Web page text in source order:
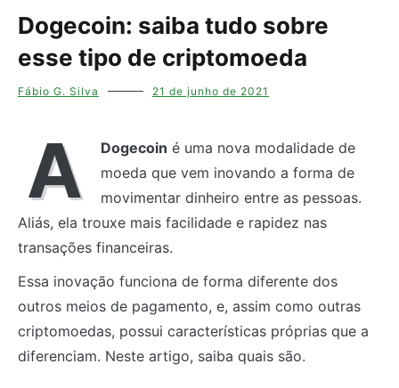
Dogecoin: saiba tudo sobre
esse tipo de criptomoeda
Fábio G. Silva 21 de junho de 2021
A Dogecoin é uma nova modalidade de
moeda que vem inovando a forma de
movimentar dinheiro entre as pessoas.
Aliás, ela trouxe mais facilidade e rapidez nas
transações financeiras.
Essa inovação funciona de forma diferente dos
outros meios de pagamento, e, assim como outras
criptomoedas, possui características próprias que a
diferenciam. Neste artigo, saiba quais são.